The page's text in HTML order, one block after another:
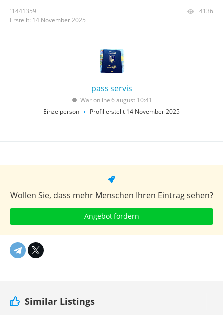
¹1441359
Erstellt: 14 November 2025
4136
pass servis
War online 6 august 10:41
Einzelperson
Profil erstellt 14 November 2025
Wollen Sie, dass mehr Menschen Ihren Eintrag sehen?
Angebot fördern
Similar Listings